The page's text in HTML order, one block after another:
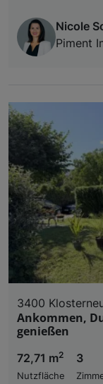
Nicole
Piment
3400
Ankommen,
genießen
72,71 m2
Nutzfläche
3